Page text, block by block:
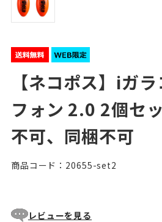
【ネコポス】iガ
フォン 2.0 2個セ
不可、同梱不可
商品コード：20655-set2
レビューを見る